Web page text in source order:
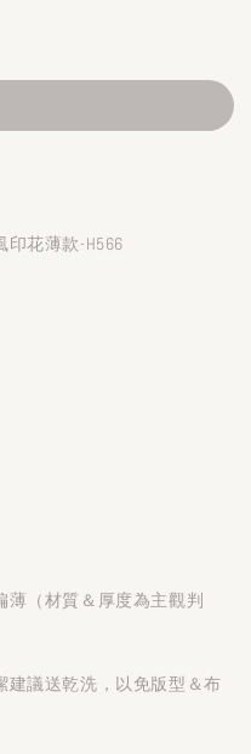
花薄款-H566
薄（材質＆厚度為主觀判
建議送乾洗，以免版型＆布